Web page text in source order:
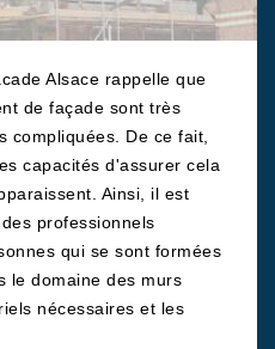
Alsace rappelle que
de façade sont très
compliquées. De ce fait,
capacités d'assurer cela
Ainsi, il est
professionnels
qui se sont formées
le domaine des murs
nécessaires et les